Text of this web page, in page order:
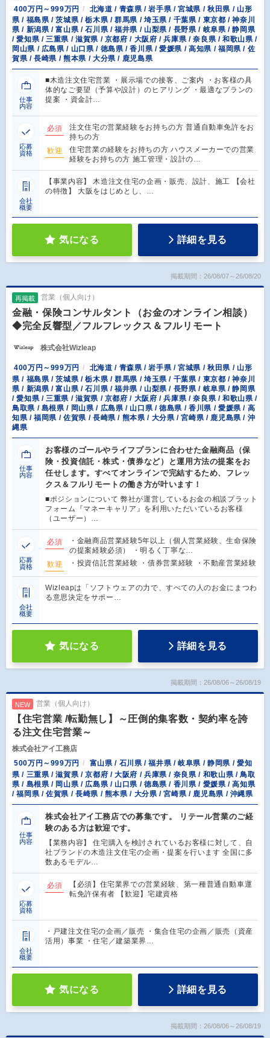
400万円～999万円
北海道 / 青森県 / 岩手県 / 宮城県 / 秋田県 / 山形
県 / 福島県 / 茨城県 / 栃木県 / 群馬県 / 埼玉県 / 千葉県 / 東京都 / 神奈川
県 / 新潟県 / 富山県 / 石川県 / 福井県 / 山梨県 / 長野県 / 岐阜県 / 静岡県
/ 愛知県 / 三重県 / 滋賀県 / 京都府 / 大阪府 / 兵庫県 / 奈良県 / 和歌山県 /
岡山県 / 広島県 / 山口県 / 徳島県 / 香川県 / 愛媛県 / 高知県 / 福岡県 / 佐
賀県 / 長崎県 / 熊本県 / 大分県 / 鹿児島県
仕事
内容
■木造注文住宅営業 ・展示場での接客、ご案内 ・お客様の具
体的なご要望（予算や設計）のヒアリング ・最適なプランの
提案 ・資金計…
応募
資格
必須
注文住宅の営業経験をお持ちの方 普通自動車免許をお
持ちの方
歓迎
住宅営業の経験をお持ちの方 ハウスメーカーでの営業
経験をお持ちの方 施工管理・設計の…
会社
概要
【事業内容】 木造注文住宅の企画・販売、設計、施工 【会社
の特徴】 大阪をはじめとし、…
気になる 詳細を見る
掲載期間：26/08/07～26/08/20
再掲載 営業（個人向け）
金融・保険コンサルタント（お金のオンライン相談）
◆完全反響型／フルフレックス＆フルリモート
株式会社Wizleap
400万円～999万円
北海道 / 青森県 / 岩手県 / 宮城県 / 秋田県 / 山形
県 / 福島県 / 茨城県 / 栃木県 / 群馬県 / 埼玉県 / 千葉県 / 東京都 / 神奈川
県 / 新潟県 / 富山県 / 石川県 / 福井県 / 山梨県 / 長野県 / 岐阜県 / 静岡県
/ 愛知県 / 三重県 / 滋賀県 / 京都府 / 大阪府 / 兵庫県 / 奈良県 / 和歌山県 /
鳥取県 / 島根県 / 岡山県 / 広島県 / 山口県 / 徳島県 / 香川県 / 愛媛県 / 高
知県 / 福岡県 / 佐賀県 / 長崎県 / 熊本県 / 大分県 / 宮崎県 / 鹿児島県 / 沖
縄県
仕事
内容
お客様のゴールやライフプランに合わせた金融商品（保
険・投資信託・株式・債券など）と運用方法の提案をお
任せします。すべてオンラインで完結するため、フレッ
クス＆フルリモートの働き方が叶います！
■ポジションについて 弊社が運営しているお金の相談プラット
フォーム『マネーキャリア』を利用いただいているお客様
（ユーザー）…
応募
資格
必須
・金融商品営業経験5年以上（個人営業経験、生命保険
の提案経験必須） ・明るく丁寧な…
歓迎
・投資信託営業経験 ・債券営業経験 ・不動産営業経験
会社
概要
Wizleapは「ソフトウェアの力で、すべての人のお金にまつわ
る意思決定をサポー…
気になる 詳細を見る
掲載期間：26/08/06～26/08/19
NEW 営業（個人向け）
【住宅営業 /転勤無し】～圧倒的集客数・契約率を誇
る注文住宅営業～
株式会社アイ工務店
500万円～999万円
富山県 / 石川県 / 福井県 / 岐阜県 / 静岡県 / 愛知
県 / 三重県 / 滋賀県 / 京都府 / 大阪府 / 兵庫県 / 奈良県 / 和歌山県 / 鳥取
県 / 島根県 / 岡山県 / 広島県 / 山口県 / 徳島県 / 香川県 / 愛媛県 / 高知県
/ 福岡県 / 佐賀県 / 長崎県 / 熊本県 / 大分県 / 宮崎県 / 鹿児島県 / 沖縄県
仕事
内容
株式会社アイ工務店での募集です。 リテール営業のご経
験のある方は歓迎です。
【業務内容】 住宅購入を検討されているお客様に対して、自
社ブランドの木造注文住宅の企画・提案を行います 全国に多
数あるモデル…
応募
資格
必須
【必須】住宅業界での営業経験、第一種普通自動車運
転免許保有者 【歓迎】宅建資格
会社
概要
・戸建注文住宅の企画／販売 ・集合住宅の企画／販売（資産
活用）事業 ・住宅／建築業界…
気になる 詳細を見る
掲載期間：26/08/06～26/08/19